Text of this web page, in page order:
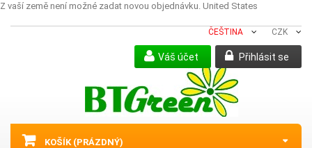
Z vaší země není možné zadat novou objednávku. United States
Váš účet Přihlásit se
CZK
ČEŠTINA
KOŠÍK (PRÁZDNÝ)